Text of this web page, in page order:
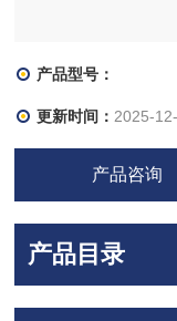
产品型号：
更新时间： 2025-
产品咨询
产品目录